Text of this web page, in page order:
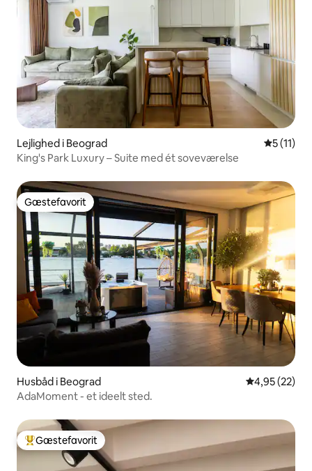
Lejlighed i Beograd 5 ud af 5
5 (11)
King's Park Luxury – Suite med ét soveværelse
Gæstefavorit
Gæstefavorit
Husbåd i Beograd 4,95 ud af 5 i
4,95 (22)
AdaMoment - et ideelt sted.
Bedste gæstefavorit
Gæstefavorit